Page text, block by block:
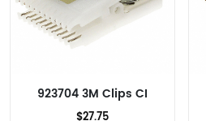
923704 3M Clips CI
$27.75